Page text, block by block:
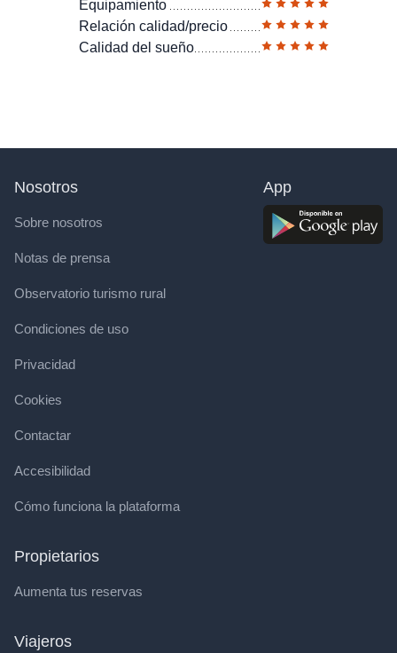
Equipamiento
Relación calidad/precio
Calidad del sueño
Nosotros
Sobre nosotros
Notas de prensa
Observatorio turismo rural
Condiciones de uso
Privacidad
Cookies
Contactar
Accesibilidad
Cómo funciona la plataforma
Propietarios
Aumenta tus reservas
Viajeros
App